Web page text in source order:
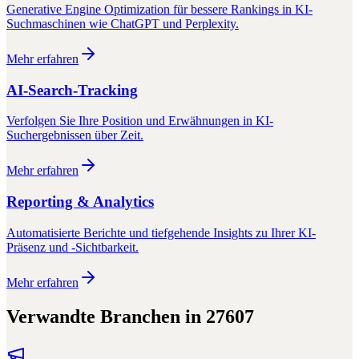
Generative Engine Optimization für bessere Rankings in KI-
Suchmaschinen wie ChatGPT und Perplexity.
Mehr erfahren
AI-Search-Tracking
Verfolgen Sie Ihre Position und Erwähnungen in KI-
Suchergebnissen über Zeit.
Mehr erfahren
Reporting & Analytics
Automatisierte Berichte und tiefgehende Insights zu Ihrer KI-
Präsenz und -Sichtbarkeit.
Mehr erfahren
Verwandte Branchen in 27607